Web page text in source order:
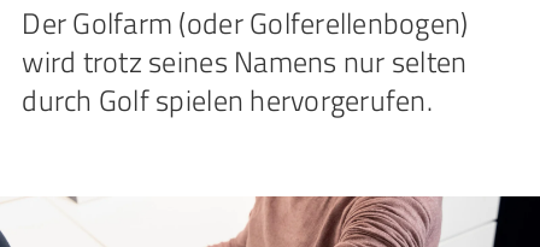
Der Golfarm (oder Golferellenbogen)
wird trotz seines Namens nur selten
durch Golf spielen hervorgerufen.